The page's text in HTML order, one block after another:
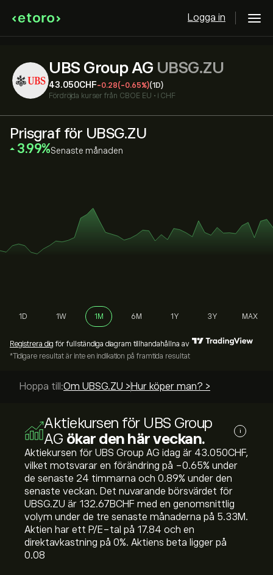
Logga in
UBS Group AG UBSG.ZU
43.050‎CHF‎-0.28(-0.65%)(1D)
Fördröjda kurser från CBOE EU • i CHF
Prisgraf för UBSG.ZU
‎3.99‎ Senaste månaden
1D 1W 1M 6M 1Y 3Y MAX
Registrera dig för fullständiga diagram tillhandahållna av
*Tidigare resultat är inte en indikation på framtida resultat
Hoppa till:Om UBSG.ZU > Hur köper man? >
Aktiekursen för UBS Group
AG ökar den här veckan. i
Aktiekursen för UBS Group AG idag är 43.050‎CHF‎,
vilket motsvarar en förändring på ‎-0.65‎% under
de senaste 24 timmarna och ‎0.89‎% under den
senaste veckan. Det nuvarande börsvärdet för
UBSG.ZU är 132.67B‎CHF‎ med en genomsnittlig
volym under de tre senaste månaderna på 5.33M.
Aktien har ett P/E-tal på 17.84 och en
direktavkastning på 0%. Aktiens beta ligger på
0.08